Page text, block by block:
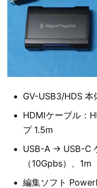
GV-USB3/HDS 本
HDMIケーブル：
プ 1.5m
USB-A → USB-C
（10Gpbs）、1m
編集ソフト